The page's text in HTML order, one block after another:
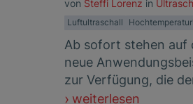
von Steffi Lorenz in
Luftultraschall
Ab sofort stehen auf
neue
zur Verfügung, die
weiterlesen